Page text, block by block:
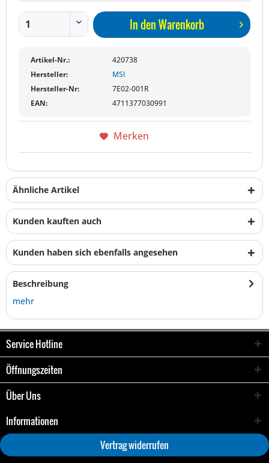
In denWarenkorb
Artikel-Nr.:
420738
Hersteller:
MSI
Hersteller-Nr:
7E02-001R
EAN:
4711377030991
Merken
Ähnliche Artikel
Kunden kauften auch
Kunden haben sich ebenfalls angesehen
Beschreibung
mehr
Service Hotline
Öffnungszeiten
Über Uns
Informationen
Vertrag widerrufen